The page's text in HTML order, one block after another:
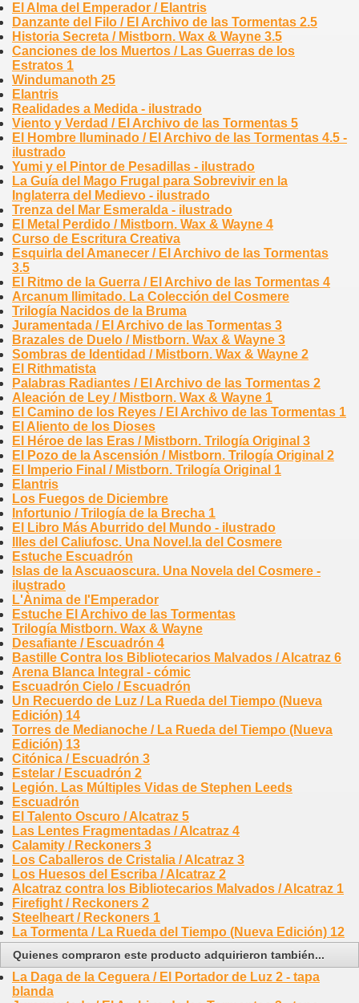
El Alma del Emperador / Elantris
Danzante del Filo / El Archivo de las Tormentas 2.5
Historia Secreta / Mistborn. Wax & Wayne 3.5
Canciones de los Muertos / Las Guerras de los
Estratos 1
Windumanoth 25
Elantris
Realidades a Medida - ilustrado
Viento y Verdad / El Archivo de las Tormentas 5
El Hombre Iluminado / El Archivo de las Tormentas 4.5 -
ilustrado
Yumi y el Pintor de Pesadillas - ilustrado
La Guía del Mago Frugal para Sobrevivir en la
Inglaterra del Medievo - ilustrado
Trenza del Mar Esmeralda - ilustrado
El Metal Perdido / Mistborn. Wax & Wayne 4
Curso de Escritura Creativa
Esquirla del Amanecer / El Archivo de las Tormentas
3.5
El Ritmo de la Guerra / El Archivo de las Tormentas 4
Arcanum Ilimitado. La Colección del Cosmere
Trilogía Nacidos de la Bruma
Juramentada / El Archivo de las Tormentas 3
Brazales de Duelo / Mistborn. Wax & Wayne 3
Sombras de Identidad / Mistborn. Wax & Wayne 2
El Rithmatista
Palabras Radiantes / El Archivo de las Tormentas 2
Aleación de Ley / Mistborn. Wax & Wayne 1
El Camino de los Reyes / El Archivo de las Tormentas 1
El Aliento de los Dioses
El Héroe de las Eras / Mistborn. Trilogía Original 3
El Pozo de la Ascensión / Mistborn. Trilogía Original 2
El Imperio Final / Mistborn. Trilogía Original 1
Elantris
Los Fuegos de Diciembre
Infortunio / Trilogía de la Brecha 1
El Libro Más Aburrido del Mundo - ilustrado
Illes del Caliufosc. Una Novel.la del Cosmere
Estuche Escuadrón
Islas de la Ascuaoscura. Una Novela del Cosmere -
ilustrado
L'Ànima de l'Emperador
Estuche El Archivo de las Tormentas
Trilogía Mistborn. Wax & Wayne
Desafiante / Escuadrón 4
Bastille Contra los Bibliotecarios Malvados / Alcatraz 6
Arena Blanca Integral - cómic
Escuadrón Cielo / Escuadrón
Un Recuerdo de Luz / La Rueda del Tiempo (Nueva
Edición) 14
Torres de Medianoche / La Rueda del Tiempo (Nueva
Edición) 13
Citónica / Escuadrón 3
Estelar / Escuadrón 2
Legión. Las Múltiples Vidas de Stephen Leeds
Escuadrón
El Talento Oscuro / Alcatraz 5
Las Lentes Fragmentadas / Alcatraz 4
Calamity / Reckoners 3
Los Caballeros de Cristalia / Alcatraz 3
Los Huesos del Escriba / Alcatraz 2
Alcatraz contra los Bibliotecarios Malvados / Alcatraz 1
Firefight / Reckoners 2
Steelheart / Reckoners 1
La Tormenta / La Rueda del Tiempo (Nueva Edición) 12
Quienes compraron este producto adquirieron también...
La Daga de la Ceguera / El Portador de Luz 2 - tapa
blanda